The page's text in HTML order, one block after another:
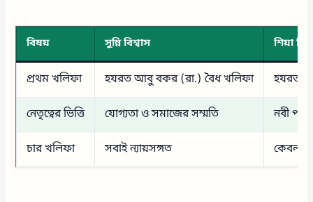
বিষয় সুন্নি বিশ্বাস শিয়া
প্রথম খলিফা হযরত আবু বকর (রা.) বৈধ খলিফা হযরত
নেতৃত্বের ভিত্তি যোগ্যতা ও সমাজের সম্মতি নবী
চার খলিফা সবাই ন্যায়সঙ্গত কেবল